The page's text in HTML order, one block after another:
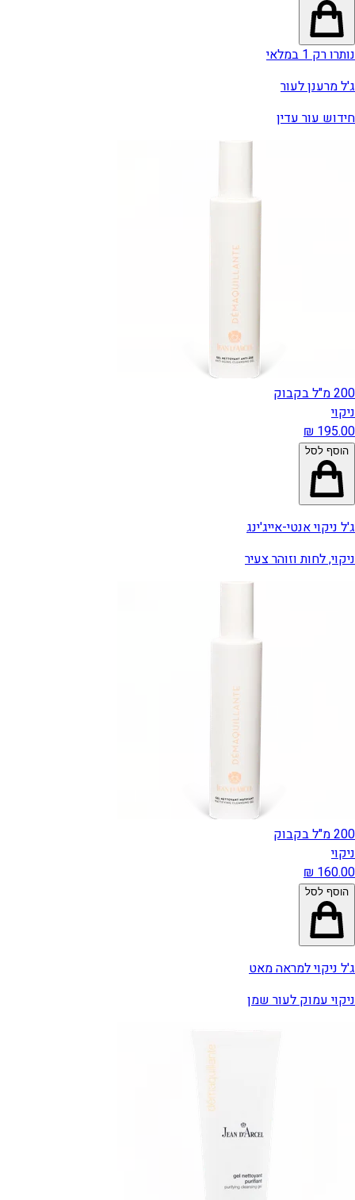
נותרו רק 1 במלאי
ג'ל מרענן לעור
חידוש עור עדין
200 מ"ל בקבוק
ניקוי
הוסף לסל
ג'ל ניקוי אנטי-אייג'ינג
ניקוי, לחות וזוהר צעיר
200 מ"ל בקבוק
ניקוי
הוסף לסל
ג'ל ניקוי למראה מאט
ניקוי עמוק לעור שמן